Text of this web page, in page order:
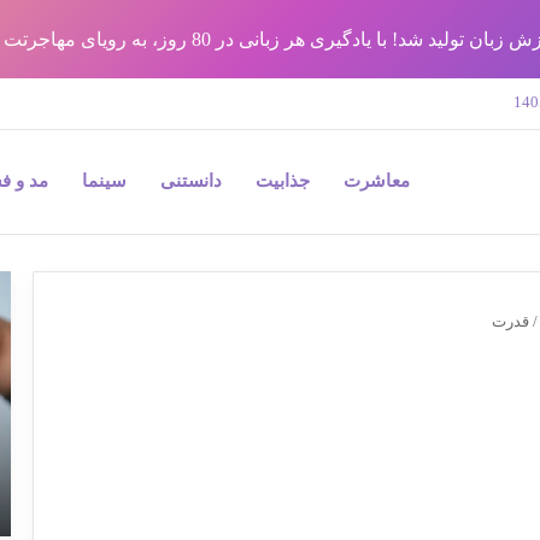
با یادگیری هر زبانی در 80 روز، به رویای مهاجرتت برس !!
معاشرت جذابیت دانستنی سینما مد و
/ قدرت